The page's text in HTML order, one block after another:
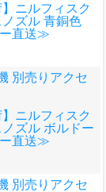
】ニルフィスク
ズル 青銅色
ー直送≫
別売りアクセ
】ニルフィスク
ズル ボルドー
ー直送≫
別売りアクセ